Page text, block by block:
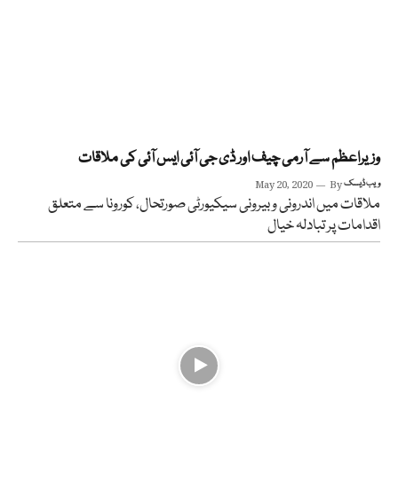
وزیراعظم سے آرمی چیف اور ڈی جی آئی ایس آئی کی ملاقات
May 20, 2020 Byویب ڈیسک
ملاقات میں اندرونی و بیرونی سیکیورٹی صورتحال، کورونا سے متعلق
اقدامات پر تبادلہ خیال